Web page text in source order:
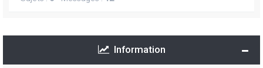
Information